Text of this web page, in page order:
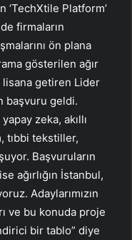
‘TechXtile Platform’
firmaların
ön plana
gösterilen ağır
lisana getiren Lider
başvuru geldi.
zeka, akıllı
tıbbi tekstiller,
Başvuruların
ağırlığın İstanbul,
Adaylarımızın
ve bu konuda proje
bir tablo” diye